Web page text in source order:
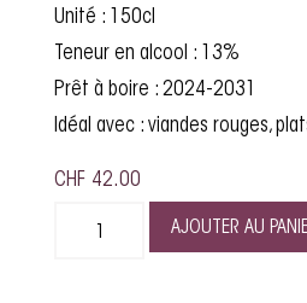
Unité : 150cl
Teneur en alcool : 13%
Prêt à boire : 2024-2031
Idéal avec : viandes rouges,
CHF 42.00
AJOUTER AU